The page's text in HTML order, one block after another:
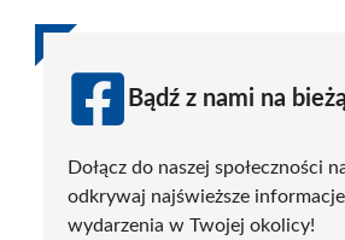
Bądź z nami na
Dołącz do naszej społeczności
odkrywaj najświeższe
wydarzenia w Twojej okolicy!